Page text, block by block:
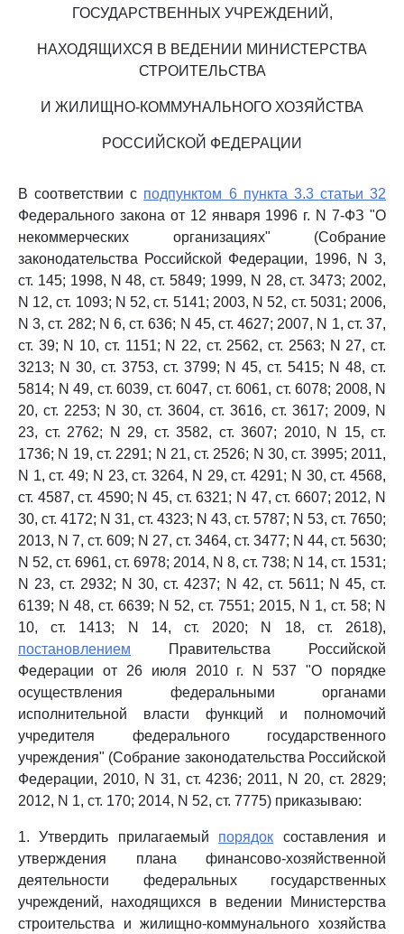
ГОСУДАРСТВЕННЫХ УЧРЕЖДЕНИЙ,
НАХОДЯЩИХСЯ В ВЕДЕНИИ МИНИСТЕРСТВА
СТРОИТЕЛЬСТВА
И ЖИЛИЩНО-КОММУНАЛЬНОГО ХОЗЯЙСТВА
РОССИЙСКОЙ ФЕДЕРАЦИИ
В соответствии с подпунктом 6 пункта 3.3 статьи 32
Федерального закона от 12 января 1996 г. N 7-ФЗ "О
некоммерческих организациях" (Собрание
законодательства Российской Федерации, 1996, N 3,
ст. 145; 1998, N 48, ст. 5849; 1999, N 28, ст. 3473; 2002,
N 12, ст. 1093; N 52, ст. 5141; 2003, N 52, ст. 5031; 2006,
N 3, ст. 282; N 6, ст. 636; N 45, ст. 4627; 2007, N 1, ст. 37,
ст. 39; N 10, ст. 1151; N 22, ст. 2562, ст. 2563; N 27, ст.
3213; N 30, ст. 3753, ст. 3799; N 45, ст. 5415; N 48, ст.
5814; N 49, ст. 6039, ст. 6047, ст. 6061, ст. 6078; 2008, N
20, ст. 2253; N 30, ст. 3604, ст. 3616, ст. 3617; 2009, N
23, ст. 2762; N 29, ст. 3582, ст. 3607; 2010, N 15, ст.
1736; N 19, ст. 2291; N 21, ст. 2526; N 30, ст. 3995; 2011,
N 1, ст. 49; N 23, ст. 3264, N 29, ст. 4291; N 30, ст. 4568,
ст. 4587, ст. 4590; N 45, ст. 6321; N 47, ст. 6607; 2012, N
30, ст. 4172; N 31, ст. 4323; N 43, ст. 5787; N 53, ст. 7650;
2013, N 7, ст. 609; N 27, ст. 3464, ст. 3477; N 44, ст. 5630;
N 52, ст. 6961, ст. 6978; 2014, N 8, ст. 738; N 14, ст. 1531;
N 23, ст. 2932; N 30, ст. 4237; N 42, ст. 5611; N 45, ст.
6139; N 48, ст. 6639; N 52, ст. 7551; 2015, N 1, ст. 58; N
10, ст. 1413; N 14, ст. 2020; N 18, ст. 2618),
постановлением Правительства Российской
Федерации от 26 июля 2010 г. N 537 "О порядке
осуществления федеральными органами
исполнительной власти функций и полномочий
учредителя федерального государственного
учреждения" (Собрание законодательства Российской
Федерации, 2010, N 31, ст. 4236; 2011, N 20, ст. 2829;
2012, N 1, ст. 170; 2014, N 52, ст. 7775) приказываю:
1. Утвердить прилагаемый порядок составления и
утверждения плана финансово-хозяйственной
деятельности федеральных государственных
учреждений, находящихся в ведении Министерства
строительства и жилищно-коммунального хозяйства